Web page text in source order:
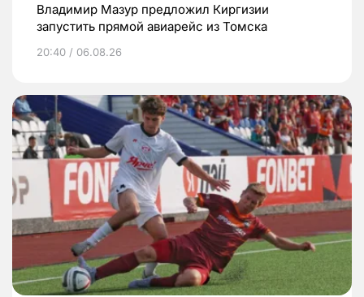
Владимир Мазур предложил Киргизии
запустить прямой авиарейс из Томска
20:40 / 06.08.26